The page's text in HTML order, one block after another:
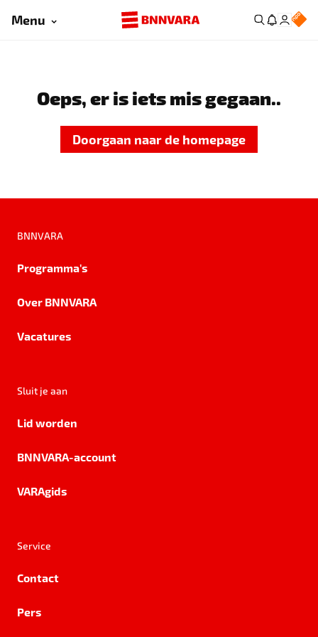
Menu
Oeps, er is iets mis gegaan..
Doorgaan naar de homepage
BNNVARA
Programma's
Over BNNVARA
Vacatures
Sluit je aan
Lid worden
BNNVARA-account
VARAgids
Service
Contact
Pers